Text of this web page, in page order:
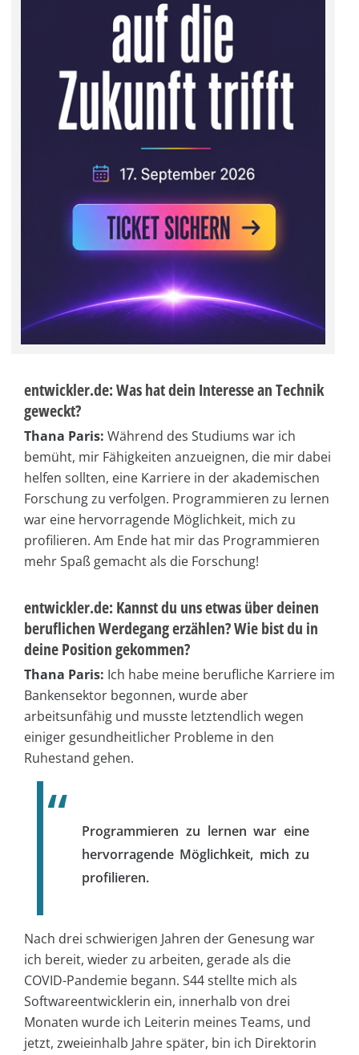
entwickler.de: Was hat dein Interesse an Technik
geweckt?
Thana Paris: Während des Studiums war ich
bemüht, mir Fähigkeiten anzueignen, die mir dabei
helfen sollten, eine Karriere in der akademischen
Forschung zu verfolgen. Programmieren zu lernen
war eine hervorragende Möglichkeit, mich zu
profilieren. Am Ende hat mir das Programmieren
mehr Spaß gemacht als die Forschung!
entwickler.de: Kannst du uns etwas über deinen
beruflichen Werdegang erzählen? Wie bist du in
deine Position gekommen?
Thana Paris: Ich habe meine berufliche Karriere im
Bankensektor begonnen, wurde aber
arbeitsunfähig und musste letztendlich wegen
einiger gesundheitlicher Probleme in den
Ruhestand gehen.
Programmieren zu lernen war eine
hervorragende Möglichkeit, mich zu
profilieren.
Nach drei schwierigen Jahren der Genesung war
ich bereit, wieder zu arbeiten, gerade als die
COVID-Pandemie begann. S44 stellte mich als
Softwareentwicklerin ein, innerhalb von drei
Monaten wurde ich Leiterin meines Teams, und
jetzt, zweieinhalb Jahre später, bin ich Direktorin